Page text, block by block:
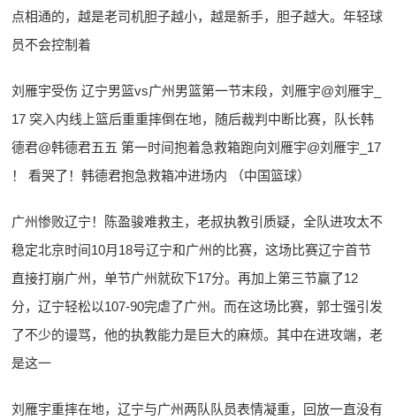
点相通的，越是老司机胆子越小，越是新手，胆子越大。年轻球
员不会控制着
刘雁宇受伤 辽宁男篮vs广州男篮第一节末段，刘雁宇@刘雁宇_
17 突入内线上篮后重重摔倒在地，随后裁判中断比赛，队长韩
德君@韩德君五五 第一时间抱着急救箱跑向刘雁宇@刘雁宇_17
！ 看哭了！韩德君抱急救箱冲进场内 （中国篮球）
广州惨败辽宁！陈盈骏难救主，老叔执教引质疑，全队进攻太不
稳定北京时间10月18号辽宁和广州的比赛，这场比赛辽宁首节
直接打崩广州，单节广州就砍下17分。再加上第三节赢了12
分，辽宁轻松以107-90完虐了广州。而在这场比赛，郭士强引发
了不少的谩骂，他的执教能力是巨大的麻烦。其中在进攻端，老
是这一
刘雁宇重摔在地，辽宁与广州两队队员表情凝重，回放一直没有